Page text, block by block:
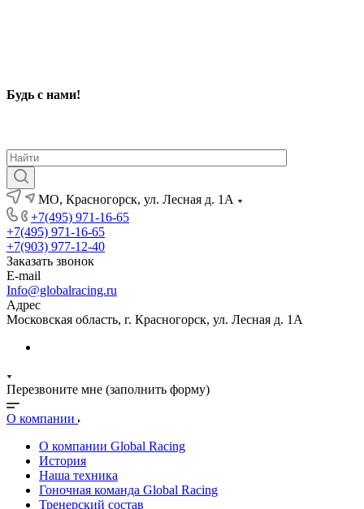
Будь с нами!
МО, Красногорск, ул. Лесная д. 1А
+7(495) 971-16-65
+7(495) 971-16-65
+7(903) 977-12-40
Заказать звонок
E-mail
Info@globalracing.ru
Адрес
Московская область, г. Красногорск, ул. Лесная д. 1А
Перезвоните мне (заполнить форму)
О компании
О компании Global Racing
История
Наша техника
Гоночная команда Global Racing
Тренерский состав